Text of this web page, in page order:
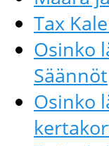
Tax
Osinko
Säännöt
Osinko